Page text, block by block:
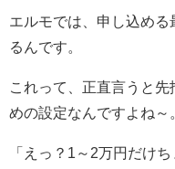
エルモでは、申し込め
るんです。
これって、正直言うと
めの設定なんですよね～
「えっ？1～2万円だけ